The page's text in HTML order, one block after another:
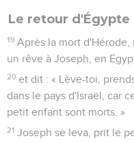
Le retour d'Égypte
19 Après la mort d'Hérode,
un rêve à Joseph, en
20 et dit : « Lève-toi,
dans le pays d'Israël, car
petit enfant sont morts. »
21 Joseph se leva, prit le